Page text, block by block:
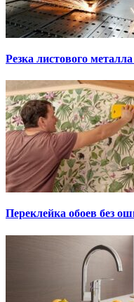
Резка листового
Переклейка обоев без